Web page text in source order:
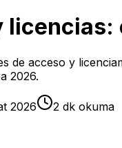
de acceso y
2026.
2026 2 dk okuma